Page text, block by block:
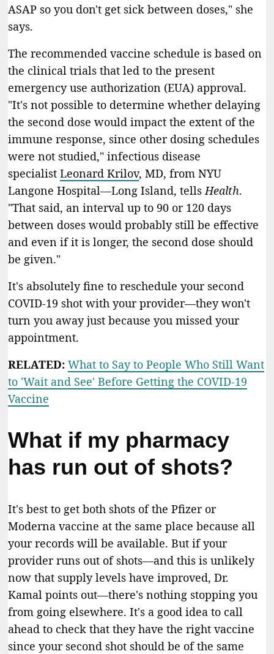
ASAP so you don't get sick between doses," she
says.
The recommended vaccine schedule is based on
the clinical trials that led to the present
emergency use authorization (EUA) approval.
"It's not possible to determine whether delaying
the second dose would impact the extent of the
immune response, since other dosing schedules
were not studied," infectious disease
specialistLeonard Krilov, MD, from NYU
Langone Hospital—Long Island, tellsHealth.
"That said, an interval up to 90 or 120 days
between doses would probably still be effective
and even if it is longer, the second dose should
be given."
It's absolutely fine to reschedule your second
COVID-19 shot with your provider—they won't
turn you away just because you missed your
appointment.
RELATED:What to Say to People Who Still Want
to 'Wait and See' Before Getting the COVID-19
Vaccine
What if my pharmacy
has run out of shots?
It's best to get both shots of the Pfizer or
Moderna vaccine at the same place because all
your records will be available. But if your
provider runs out of shots—and this is unlikely
now that supply levels have improved, Dr.
Kamal points out—there's nothing stopping you
from going elsewhere. It's a good idea to call
ahead to check that they have the right vaccine
since your second shot should be of the same